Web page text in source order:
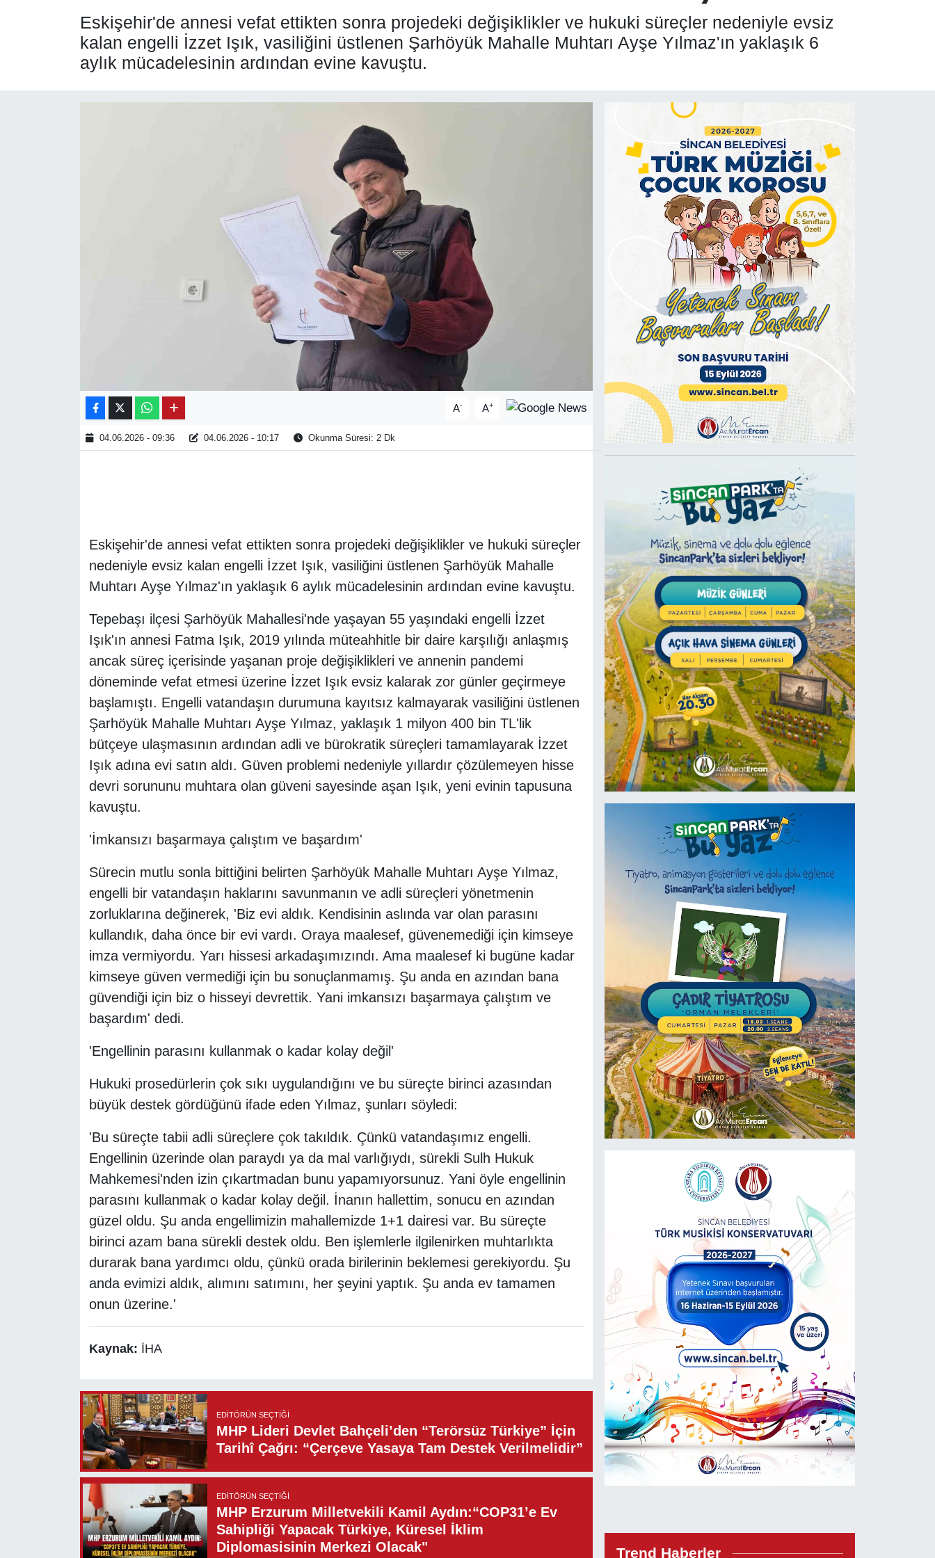
Eskişehir'de annesi vefat ettikten sonra projedeki değişiklikler ve hukuki süreçler nedeniyle evsiz
kalan engelli İzzet Işık, vasiliğini üstlenen Şarhöyük Mahalle Muhtarı Ayşe Yılmaz'ın yaklaşık 6
aylık mücadelesinin ardından evine kavuştu.
A- A+
04.06.2026 - 09:36 04.06.2026 - 10:17 Okunma Süresi: 2 Dk
Eskişehir'de annesi vefat ettikten sonra projedeki değişiklikler ve hukuki süreçler
nedeniyle evsiz kalan engelli İzzet Işık, vasiliğini üstlenen Şarhöyük Mahalle
Muhtarı Ayşe Yılmaz'ın yaklaşık 6 aylık mücadelesinin ardından evine kavuştu.
Tepebaşı ilçesi Şarhöyük Mahallesi'nde yaşayan 55 yaşındaki engelli İzzet
Işık'ın annesi Fatma Işık, 2019 yılında müteahhitle bir daire karşılığı anlaşmış
ancak süreç içerisinde yaşanan proje değişiklikleri ve annenin pandemi
döneminde vefat etmesi üzerine İzzet Işık evsiz kalarak zor günler geçirmeye
başlamıştı. Engelli vatandaşın durumuna kayıtsız kalmayarak vasiliğini üstlenen
Şarhöyük Mahalle Muhtarı Ayşe Yılmaz, yaklaşık 1 milyon 400 bin TL'lik
bütçeye ulaşmasının ardından adli ve bürokratik süreçleri tamamlayarak İzzet
Işık adına evi satın aldı. Güven problemi nedeniyle yıllardır çözülemeyen hisse
devri sorununu muhtara olan güveni sayesinde aşan Işık, yeni evinin tapusuna
kavuştu.
'İmkansızı başarmaya çalıştım ve başardım'
Sürecin mutlu sonla bittiğini belirten Şarhöyük Mahalle Muhtarı Ayşe Yılmaz,
engelli bir vatandaşın haklarını savunmanın ve adli süreçleri yönetmenin
zorluklarına değinerek, 'Biz evi aldık. Kendisinin aslında var olan parasını
kullandık, daha önce bir evi vardı. Oraya maalesef, güvenemediği için kimseye
imza vermiyordu. Yarı hissesi arkadaşımızındı. Ama maalesef ki bugüne kadar
kimseye güven vermediği için bu sonuçlanmamış. Şu anda en azından bana
güvendiği için biz o hisseyi devrettik. Yani imkansızı başarmaya çalıştım ve
başardım' dedi.
'Engellinin parasını kullanmak o kadar kolay değil'
Hukuki prosedürlerin çok sıkı uygulandığını ve bu süreçte birinci azasından
büyük destek gördüğünü ifade eden Yılmaz, şunları söyledi:
'Bu süreçte tabii adli süreçlere çok takıldık. Çünkü vatandaşımız engelli.
Engellinin üzerinde olan paraydı ya da mal varlığıydı, sürekli Sulh Hukuk
Mahkemesi'nden izin çıkartmadan bunu yapamıyorsunuz. Yani öyle engellinin
parasını kullanmak o kadar kolay değil. İnanın hallettim, sonucu en azından
güzel oldu. Şu anda engellimizin mahallemizde 1+1 dairesi var. Bu süreçte
birinci azam bana sürekli destek oldu. Ben işlemlerle ilgilenirken muhtarlıkta
durarak bana yardımcı oldu, çünkü orada birilerinin beklemesi gerekiyordu. Şu
anda evimizi aldık, alımını satımını, her şeyini yaptık. Şu anda ev tamamen
onun üzerine.'
Kaynak: İHA
EDITÖRÜN SEÇTIĞI
MHP Lideri Devlet Bahçeli’den “Terörsüz Türkiye” İçin
Tarihî Çağrı: “Çerçeve Yasaya Tam Destek Verilmelidir”
EDITÖRÜN SEÇTIĞI
MHP Erzurum Milletvekili Kamil Aydın:“COP31’e Ev
Sahipliği Yapacak Türkiye, Küresel İklim
Diplomasisinin Merkezi Olacak"
Trend Haberler